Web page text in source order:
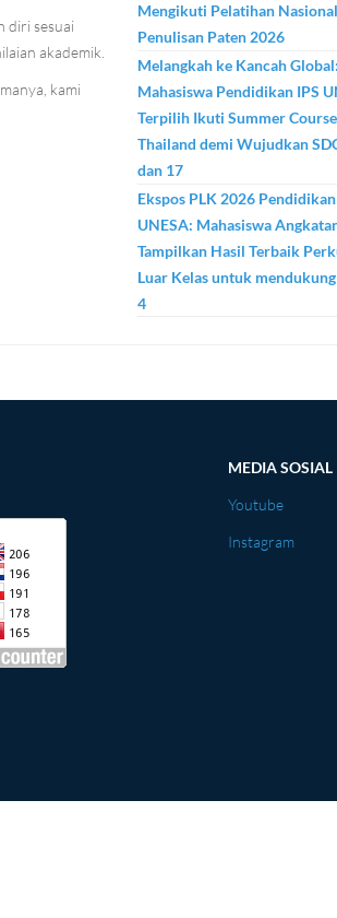
Mengikuti Pelatihan Nasional
Penulisan Paten 2026
Melangkah ke Kancah
Mahasiswa Pendidikan IPS
Terpilih Ikuti Summer
Thailand demi Wujudkan
dan 17
Ekspos PLK 2026 Pendidikan
UNESA: Mahasiswa
Tampilkan Hasil Terbaik
Luar Kelas untuk mendukung
4
diri sesuai
akademik.
kami
MEDIA SOSIAL
Youtube
Instagram